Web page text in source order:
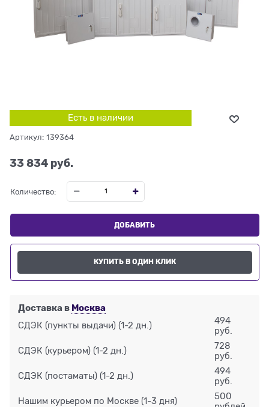
Есть в наличии
Артикул: 139364
33 834 руб.
Количество:
ДОБАВИТЬ
КУПИТЬ В ОДИН КЛИК
Доставка в Москва
СДЭК (пункты выдачи) (1-2 дн.)
494
руб.
СДЭК (курьером) (1-2 дн.)
728
руб.
СДЭК (постаматы) (1-2 дн.)
494
руб.
Нашим курьером по Москве (1-3 дня)
500